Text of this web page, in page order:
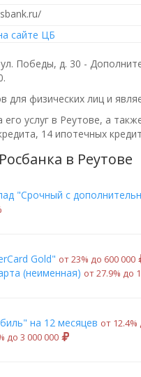
сайте ЦБ
Победы, д. 30 -
.
для физических лиц и
услуг в Реутове, а
14 ипотечных
в Реутове
"Срочный с
Gold" от 23% до 600 000
(неименная) от 27.9% до
на 12 месяцев от 12.4%
до 3 000 000